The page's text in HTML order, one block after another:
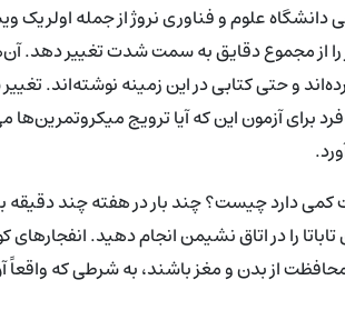
علوم و فناوری نروژ از جمله
از مجموع دقایق به سمت شدت تغییر دهد.
و حتی کتابی در این زمینه نوشته‌اند.
برای آزمون این که آیا ترویج
دارد چیست؟ چند بار در هفته چند دقیقه
را در اتاق نشیمن انجام دهید.
محافظت از بدن و مغز باشند، به شرطی که